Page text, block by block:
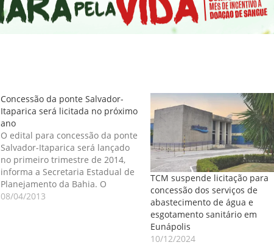
Concessão da ponte Salvador-
Itaparica será licitada no próximo
ano
O edital para concessão da ponte
Salvador-Itaparica será lançado
no primeiro trimestre de 2014,
informa a Secretaria Estadual de
Planejamento da Bahia. O
governo publicou, nos últimos 15
08/04/2013
TCM suspende licitação para
concessão dos serviços de
abastecimento de água e
esgotamento sanitário em
Eunápolis
10/12/2024